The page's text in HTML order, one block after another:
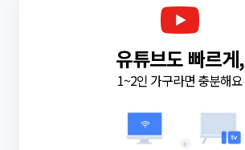
유튜브도 빠르게,
1~2인 가구라면 충분해요
+